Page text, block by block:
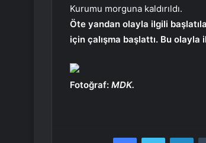
Kurumu morguna kaldırıldı.
Öte yandan olayla ilgili
için çalışma başlattı. Bu
Fotoğraf: MDK.
FacebookTwitter